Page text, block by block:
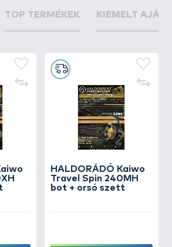
TOP TERMÉKEK KIEMELT
HALDORÁDÓ Kaiwo
Travel Spin 240MH
bot + orsó szett